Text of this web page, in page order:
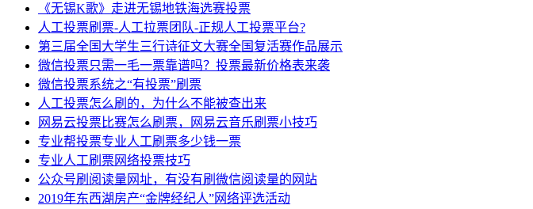
《无锡K歌》走进无锡地铁海选赛投票
人工投票刷票-人工拉票团队-正规人工投票平台?
第三届全国大学生三行诗征文大赛全国复活赛作品展示
微信投票只需一毛一票靠谱吗？投票最新价格表来袭
​微信投票系统之“有投票”刷票
人工投票怎么刷的，为什么不能被查出来
网易云投票比赛怎么刷票，网易云音乐刷票小技巧
专业帮投票专业人工刷票多少钱一票
专业人工刷票网络投票技巧
公众号刷阅读量网址，有没有刷微信阅读量的网站
2019年东西湖房产“金牌经纪人”网络评选活动